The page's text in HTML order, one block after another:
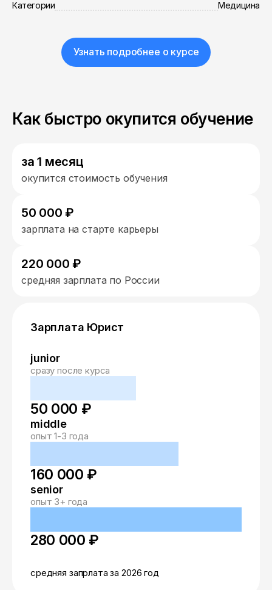
Категории Медицина
Узнать подробнее о курсе
Как быстро окупится обучение
за 1 месяц
окупится стоимость обучения
50 000 ₽
зарплата на старте карьеры
220 000 ₽
средняя зарплата по России
Зарплата Юрист
junior
сразу после курса
50 000 ₽
middle
опыт 1-3 года
160 000 ₽
senior
опыт 3+ года
280 000 ₽
средняя запрлата за 2026 год